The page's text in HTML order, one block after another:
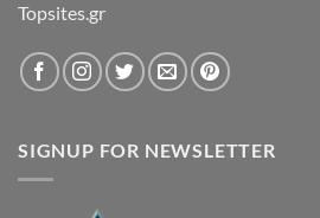
Topsites.gr
SIGNUP FOR NEWSLETTER